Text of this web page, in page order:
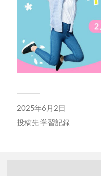
2025年6月2日
投稿先学習記録